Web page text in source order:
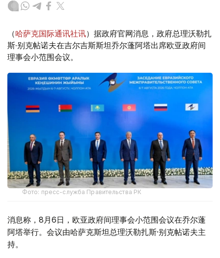
（哈萨克国际通讯社讯）据政府官网消息，政府总理沃勒扎
斯·别克帖诺夫在吉尔吉斯斯坦乔尔蓬阿塔出席欧亚政府间
理事会小范围会议。
Фото: пресс-служба Правительства РК
消息称，8月6日，欧亚政府间理事会小范围会议在乔尔蓬
阿塔举行。会议由哈萨克斯坦总理沃勒扎斯·别克帖诺夫主
持。